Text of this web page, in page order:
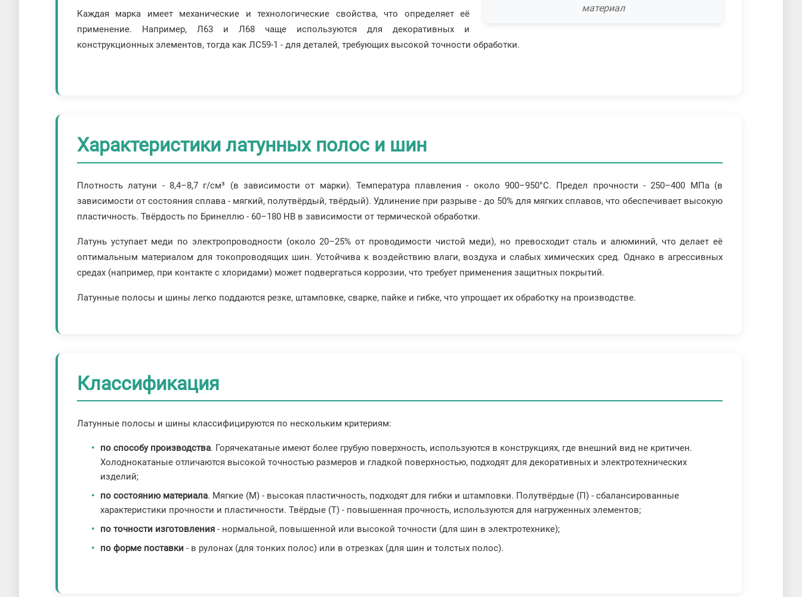
материал
Каждая марка имеет механические и технологические свойства, что определяет её
применение. Например, Л63 и Л68 чаще используются для декоративных и
конструкционных элементов, тогда как ЛС59-1 - для деталей, требующих высокой точности обработки.
Характеристики латунных полос и шин
Плотность латуни - 8,4–8,7 г/см³ (в зависимости от марки). Температура плавления - около 900–950°C. Предел прочности - 250–400 МПа (в
зависимости от состояния сплава - мягкий, полутвёрдый, твёрдый). Удлинение при разрыве - до 50% для мягких сплавов, что обеспечивает высокую
пластичность. Твёрдость по Бринеллю - 60–180 HB в зависимости от термической обработки.
Латунь уступает меди по электропроводности (около 20–25% от проводимости чистой меди), но превосходит сталь и алюминий, что делает её
оптимальным материалом для токопроводящих шин. Устойчива к воздействию влаги, воздуха и слабых химических сред. Однако в агрессивных
средах (например, при контакте с хлоридами) может подвергаться коррозии, что требует применения защитных покрытий.
Латунные полосы и шины легко поддаются резке, штамповке, сварке, пайке и гибке, что упрощает их обработку на производстве.
Классификация
Латунные полосы и шины классифицируются по нескольким критериям:
по способу производства. Горячекатаные имеют более грубую поверхность, используются в конструкциях, где внешний вид не критичен.
Холоднокатаные отличаются высокой точностью размеров и гладкой поверхностью, подходят для декоративных и электротехнических
изделий;
по состоянию материала. Мягкие (М) - высокая пластичность, подходят для гибки и штамповки. Полутвёрдые (П) - сбалансированные
характеристики прочности и пластичности. Твёрдые (Т) - повышенная прочность, используются для нагруженных элементов;
по точности изготовления - нормальной, повышенной или высокой точности (для шин в электротехнике);
по форме поставки - в рулонах (для тонких полос) или в отрезках (для шин и толстых полос).